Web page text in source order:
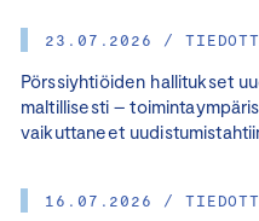
23.07.2026 /
Pörssiyhtiöiden hallitukset
maltillisesti –
vaikuttaneet
16.07.2026 /